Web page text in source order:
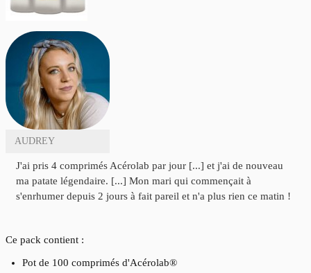
AUDREY
J'ai pris 4 comprimés Acérolab par jour [...] et j'ai de nouveau
ma patate légendaire. [...] Mon mari qui commençait à
s'enrhumer depuis 2 jours à fait pareil et n'a plus rien ce matin !
Ce pack contient :
Pot de 100 comprimés d'Acérolab®